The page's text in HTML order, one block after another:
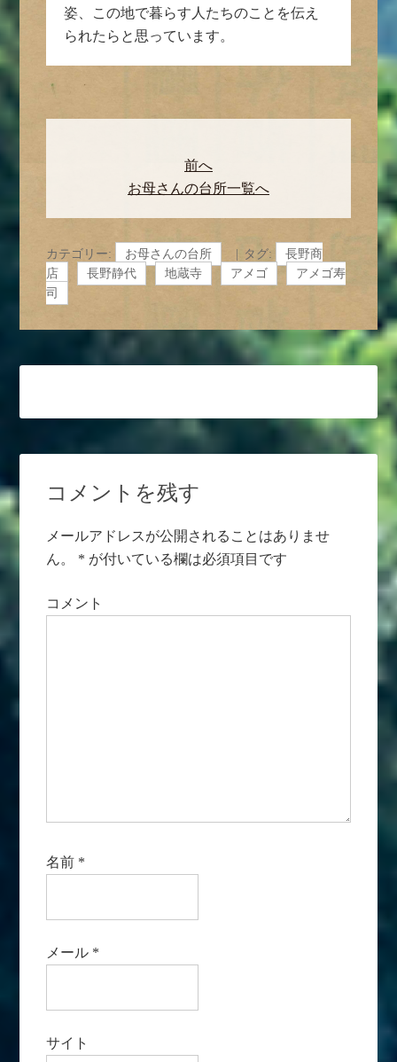
姿、この地で暮らす人たちのことを伝え
られたらと思っています。
前へ
お母さんの台所一覧へ
カテゴリー: お母さんの台所 タグ:
長野商
店
長野静代 地蔵寺 アメゴ
アメゴ寿
司
コメントを残す
メールアドレスが公開されることはありませ
ん。
* が付いている欄は必須項目です
コメント
名前 *
メール *
サイト